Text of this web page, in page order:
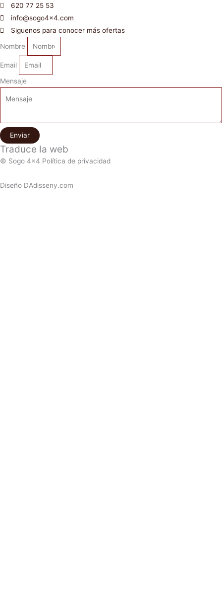
620 77 25 53
info@sogo4x4.com
Siguenos para conocer más ofertas
Nombre
Email
Mensaje
Enviar
Traduce la web
© Sogo 4x4 Política de privacidad
Diseño DAdisseny.com